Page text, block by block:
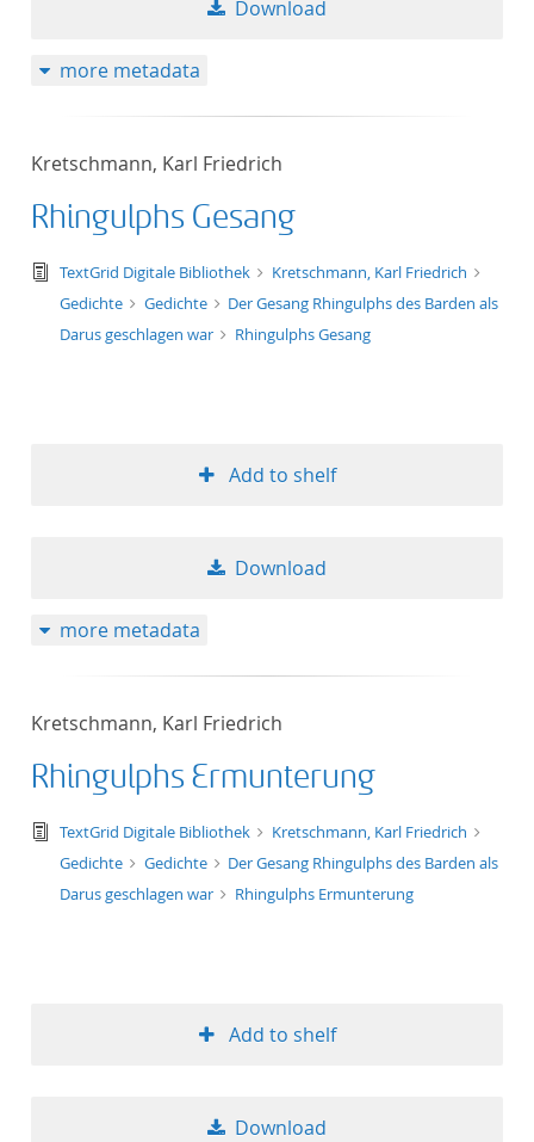
Download
more metadata
Kretschmann, Karl Friedrich
Rhingulphs Gesang
text/tg.edition+tg.aggregation+xml
TextGrid Digitale Bibliothek
Kretschmann, Karl Friedrich
Gedichte
Gedichte
Der Gesang Rhingulphs des Barden als
Darus geschlagen war
Rhingulphs Gesang
Add to shelf
Download
more metadata
Kretschmann, Karl Friedrich
Rhingulphs Ermunterung
text/tg.edition+tg.aggregation+xml
TextGrid Digitale Bibliothek
Kretschmann, Karl Friedrich
Gedichte
Gedichte
Der Gesang Rhingulphs des Barden als
Darus geschlagen war
Rhingulphs Ermunterung
Add to shelf
Download